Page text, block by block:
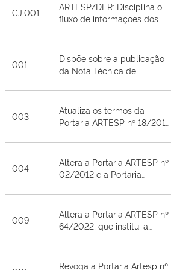
coletivo metropolitano
públicos de que trata o
artigo 12 do Decreto nº
CJ.001
ARTESP/DER: Disciplina o
fluxo de informações dos
trânsito do Sistema de Livre
Passagem das rodovias
concedidasdo Estado, a fim
autos de infração pelo DER-
001
Dispõe sobre a publicação
da Nota Técnica de
Bonificação por Resultados
da ARTESP para o exercício
de 2023.
003
Atualiza os termos da
Portaria ARTESP nº 18/2010,
Regulamento para
Autorização de Uso da Faixa
de Domínio em rodovias
004
Altera a Portaria ARTESP nº
02/2012 e a Portaria
009
Altera a Portaria ARTESP nº
64/2022, que institui a
Bonificação por Resultados
da ARTESP, e revoga a
Revoga a Portaria Artesp nº